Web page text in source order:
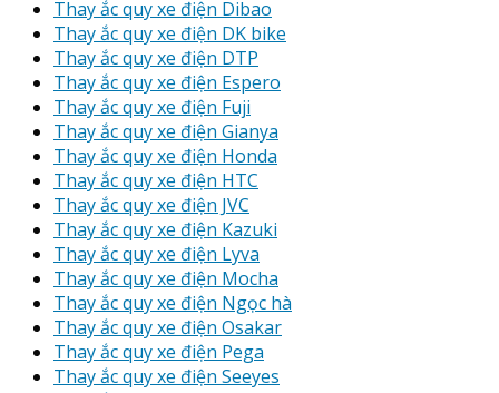
Thay ắc quy xe điện Dibao
Thay ắc quy xe điện DK bike
Thay ắc quy xe điện DTP
Thay ắc quy xe điện Espero
Thay ắc quy xe điện Fuji
Thay ắc quy xe điện Gianya
Thay ắc quy xe điện Honda
Thay ắc quy xe điện HTC
Thay ắc quy xe điện JVC
Thay ắc quy xe điện Kazuki
Thay ắc quy xe điện Lyva
Thay ắc quy xe điện Mocha
Thay ắc quy xe điện Ngọc hà
Thay ắc quy xe điện Osakar
Thay ắc quy xe điện Pega
Thay ắc quy xe điện Seeyes